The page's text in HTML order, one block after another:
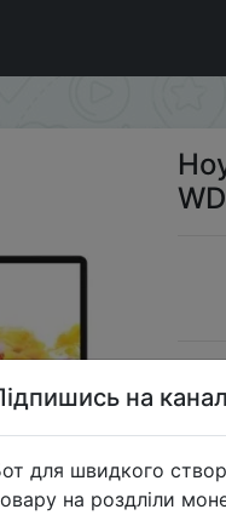
Grey (BMH-WDQ9HN)
на
для швидкого
на роздліли